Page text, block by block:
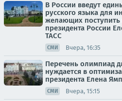
В России введут
русского языка для
желающих поступить
президента России
ТАСС
СМИ Вчера, 16:35
Перечень олимпиад
нуждается в
президента Елена
СМИ Вчера, 15:15